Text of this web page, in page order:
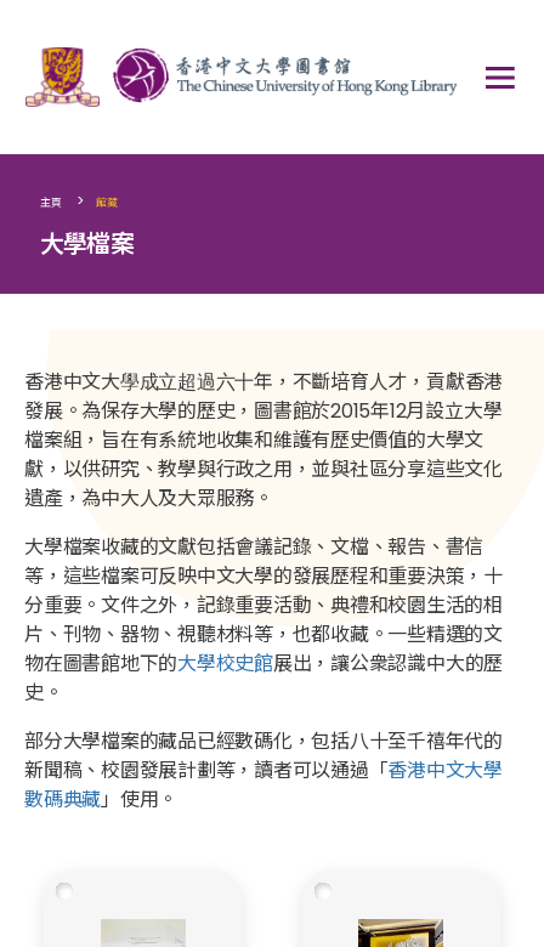
主頁 > 館藏
大學檔案
香港中文大學成立超過六十年，不斷培育人才，貢獻香港
發展。為保存大學的歷史，圖書館於2015年12月設立大學
檔案組，旨在有系統地收集和維護有歷史價值的大學文
獻，以供研究、教學與行政之用，並與社區分享這些文化
遺產，為中大人及大眾服務。
大學檔案收藏的文獻包括會議記錄、文檔、報告、書信
等，這些檔案可反映中文大學的發展歷程和重要決策，十
分重要。文件之外，記錄重要活動、典禮和校園生活的相
片、刊物、器物、視聽材料等，也都收藏。一些精選的文
物在圖書館地下的大學校史館展出，讓公衆認識中大的歷
史。
部分大學檔案的藏品已經數碼化，包括八十至千禧年代的
新聞稿、校園發展計劃等，讀者可以通過「香港中文大學
數碼典藏」使用。